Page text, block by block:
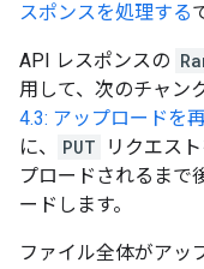
スポンスを処理する
API レスポンスの
用して、次のチャン
4.3: アップロードを
に、
PUT
リクエス
プロードされるまで
ードします。
ファイル全体がアッ